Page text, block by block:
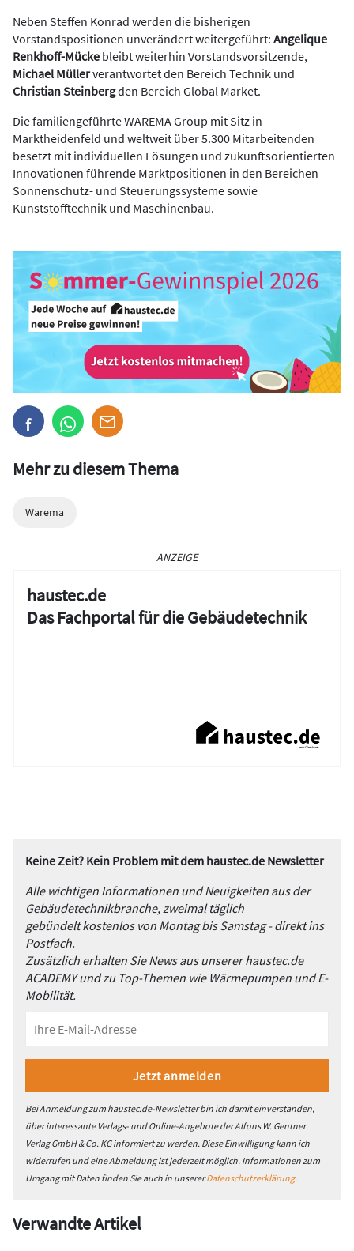
Neben Steffen Konrad werden die bisherigen
Vorstandspositionen unverändert weitergeführt: Angelique
Renkhoff-Mücke bleibt weiterhin Vorstandsvorsitzende,
Michael Müllerverantwortet den Bereich Technik und
Christian Steinbergden Bereich Global Market.
Die familiengeführte WAREMA Group mit Sitz in
Marktheidenfeld und weltweit über 5.300 Mitarbeitenden
besetzt mit individuellen Lösungen und zukunftsorientierten
Innovationen führende Marktpositionen in den Bereichen
Sonnenschutz- und Steuerungssysteme sowie
Kunststofftechnik und Maschinenbau.
Mehr zu diesem Thema
Warema
ANZEIGE
haustec.de
Das Fachportal für die Gebäudetechnik
Keine Zeit? Kein Problem mit dem haustec.de Newsletter
Alle wichtigen Informationen und Neuigkeiten aus der
Gebäudetechnikbranche, zweimal täglich
gebündelt kostenlos von Montag bis Samstag - direkt ins
Postfach.
Zusätzlich erhalten Sie News aus unserer haustec.de
ACADEMY und zu Top-Themen wie Wärmepumpen und E-
Mobilität.
Bei Anmeldung zum haustec.de-Newsletter bin ich damit einverstanden,
über interessante Verlags- und Online-Angebote der Alfons W. Gentner
Verlag GmbH & Co. KG informiert zu werden. Diese Einwilligung kann ich
widerrufen und eine Abmeldung ist jederzeit möglich. Informationen zum
Umgang mit Daten finden Sie auch in unsererDatenschutzerklärung.
Verwandte Artikel